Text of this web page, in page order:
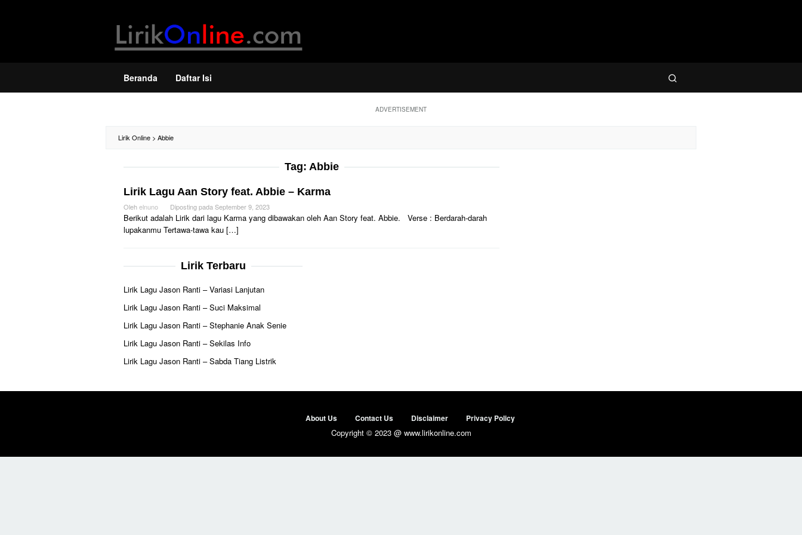
Beranda Daftar Isi
ADVERTISEMENT
Lirik Online > Abbie
Tag: Abbie
Lirik Lagu Aan Story feat. Abbie – Karma
Olehelnuno Diposting pada September 9, 2023
Berikut adalah Lirik dari lagu Karma yang dibawakan oleh Aan Story feat. Abbie. Verse : Berdarah-darah
lupakanmu Tertawa-tawa kau […]
Lirik Terbaru
Lirik Lagu Jason Ranti – Variasi Lanjutan
Lirik Lagu Jason Ranti – Suci Maksimal
Lirik Lagu Jason Ranti – Stephanie Anak Senie
Lirik Lagu Jason Ranti – Sekilas Info
Lirik Lagu Jason Ranti – Sabda Tiang Listrik
About Us Contact Us Disclaimer Privacy Policy
Copyright © 2023 @ www.lirikonline.com